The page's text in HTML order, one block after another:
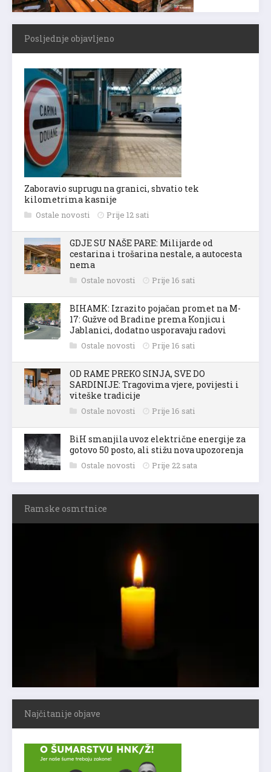
Posljednje objavljeno
Zaboravio suprugu na granici, shvatio tek
kilometrima kasnije
Ostale novosti Prije 12 sati
GDJE SU NAŠE PARE: Milijarde od
cestarina i trošarina nestale, a autocesta
nema
Ostale novosti Prije 16 sati
BIHAMK: Izrazito pojačan promet na M-
17: Gužve od Bradine prema Konjicu i
Jablanici, dodatno usporavaju radovi
Ostale novosti Prije 16 sati
OD RAME PREKO SINJA, SVE DO
SARDINIJE: Tragovima vjere, povijesti i
viteške tradicije
Ostale novosti Prije 16 sati
BiH smanjila uvoz električne energije za
gotovo 50 posto, ali stižu nova upozorenja
Ostale novosti Prije 22 sata
Ramske osmrtnice
Najčitanije objave